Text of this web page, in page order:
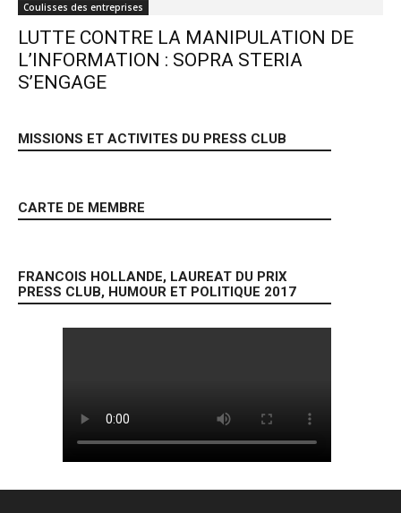
Coulisses des entreprises
LUTTE CONTRE LA MANIPULATION DE
L’INFORMATION : SOPRA STERIA
S’ENGAGE
MISSIONS ET ACTIVITES DU PRESS CLUB
CARTE DE MEMBRE
FRANCOIS HOLLANDE, LAUREAT DU PRIX
PRESS CLUB, HUMOUR ET POLITIQUE 2017